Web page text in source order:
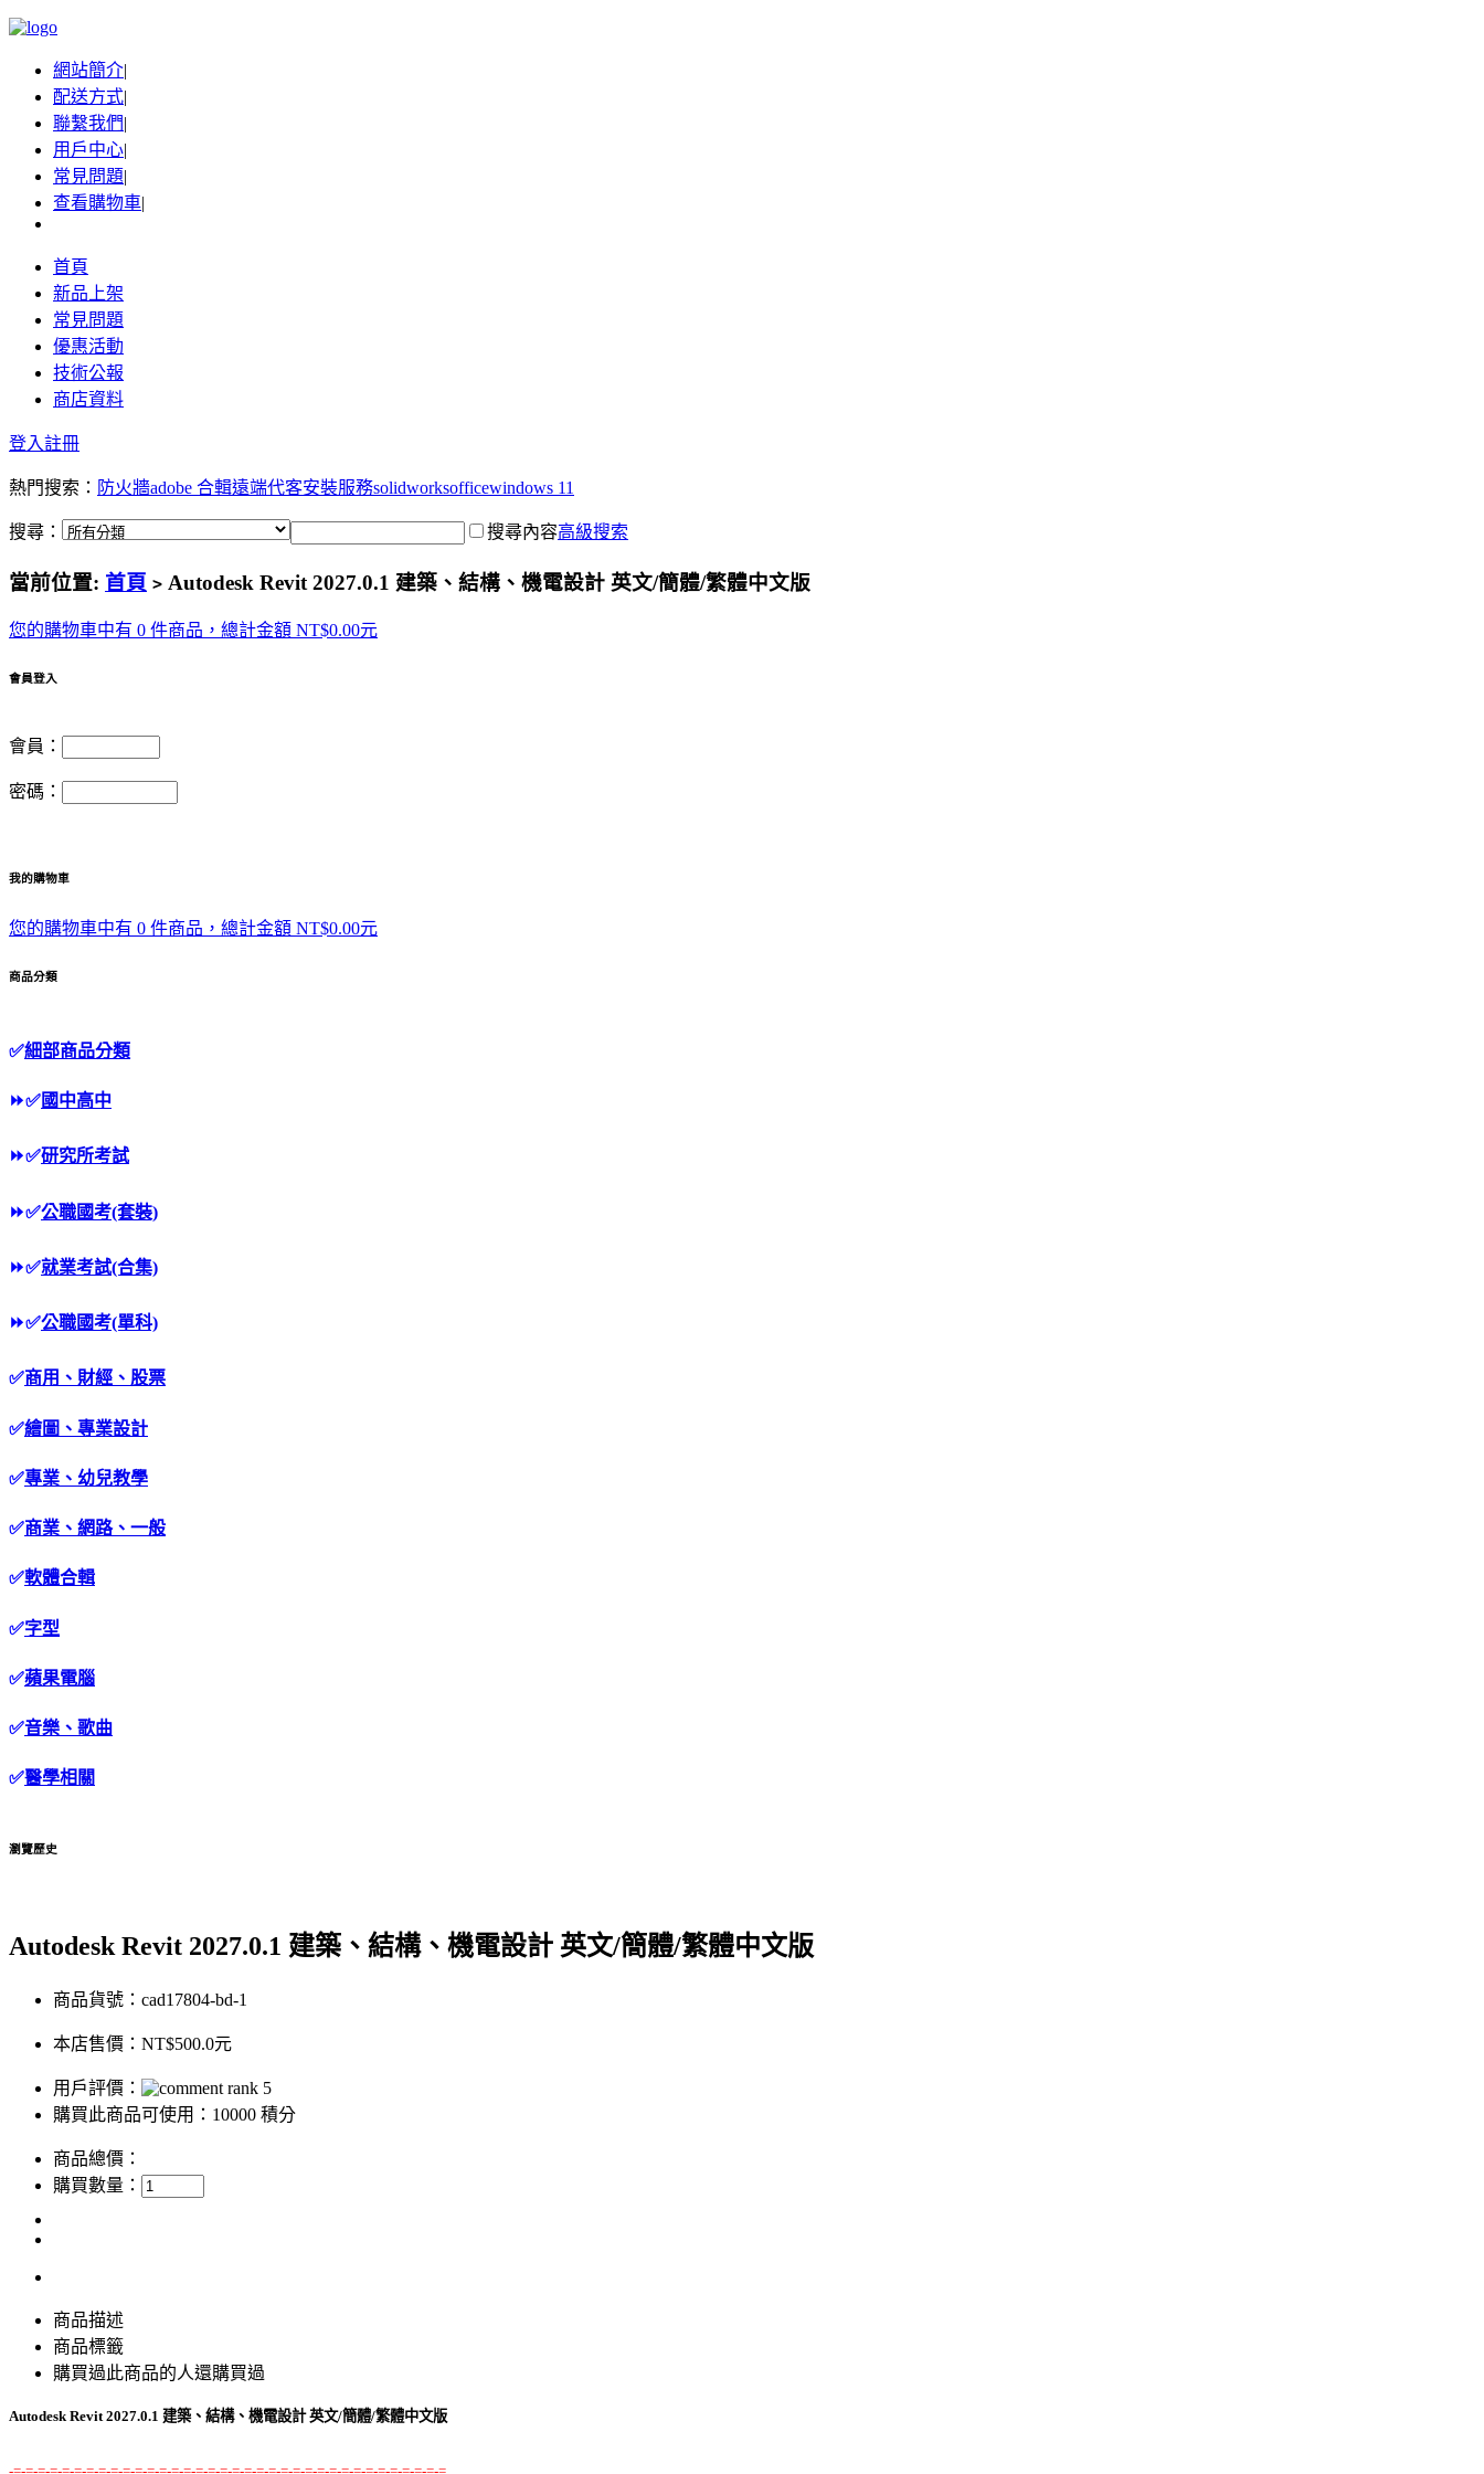
網站簡介|
配送方式|
聯繫我們|
用戶中心|
常見問題|
查看購物車|
首頁
新品上架
常見問題
優惠活動
技術公報
商店資料
登入註冊
熱門搜索： 防火牆adobe 合輯遠端代客安裝服務solidworksofficewindows 11
搜尋： 搜尋內容高級搜索
當前位置: 首頁 > Autodesk Revit 2027.0.1 建築、結構、機電設計 英文/簡體/繁體中文版
您的購物車中有 0 件商品，總計金額 NT$0.00元
會員登入
會員：
密碼：
我的購物車
您的購物車中有 0 件商品，總計金額 NT$0.00元
商品分類
✅細部商品分類
⏩✅國中高中
⏩✅研究所考試
⏩✅公職國考(套裝)
⏩✅就業考試(合集)
⏩✅公職國考(單科)
✅商用、財經、股票
✅繪圖、專業設計
✅專業、幼兒教學
✅商業、網路、一般
✅軟體合輯
✅字型
✅蘋果電腦
✅音樂、歌曲
✅醫學相關
瀏覽歷史
Autodesk Revit 2027.0.1 建築、結構、機電設計 英文/簡體/繁體中文版
商品貨號：cad17804-bd-1
本店售價： NT$500.0元
用戶評價：
購買此商品可使用：10000 積分
商品總價：
購買數量：
商品描述
商品標籤
購買過此商品的人還購買過
Autodesk Revit 2027.0.1 建築、結構、機電設計 英文/簡體/繁體中文版